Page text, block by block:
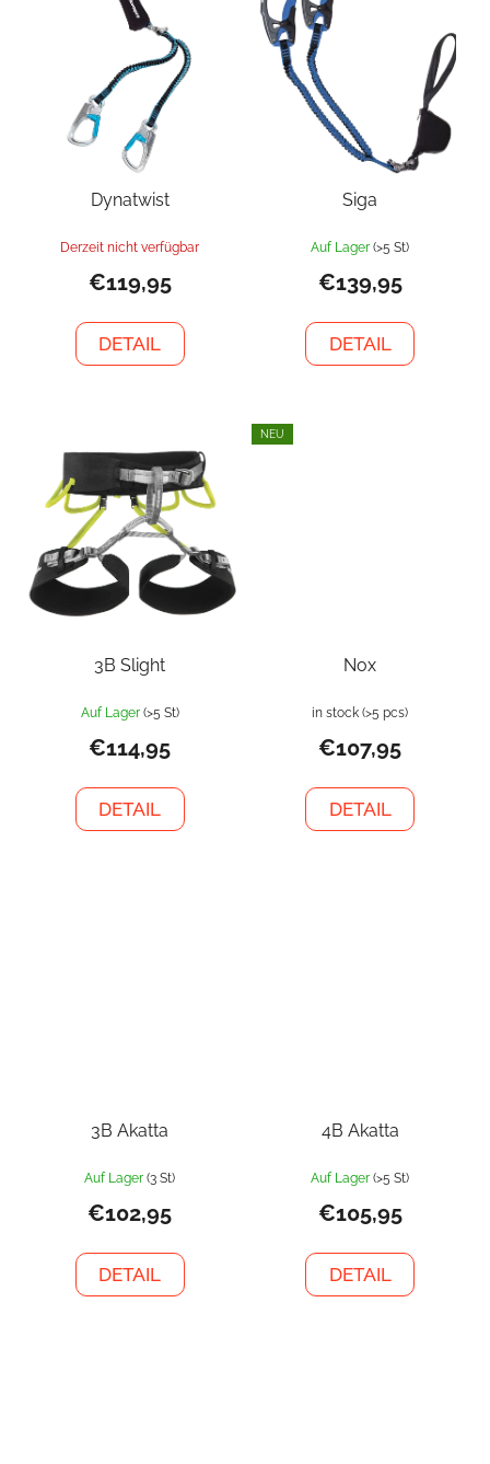
Dynatwist
Derzeit nicht verfügbar
€119,95
DETAIL
Siga
Auf Lager (>5 St)
€139,95
DETAIL
3B Slight
Auf Lager (>5 St)
€114,95
DETAIL
NEU
Nox
in stock (>5 pcs)
€107,95
DETAIL
3B Akatta
Auf Lager(3 St)
€102,95
DETAIL
4B Akatta
Auf Lager (>5 St)
€105,95
DETAIL